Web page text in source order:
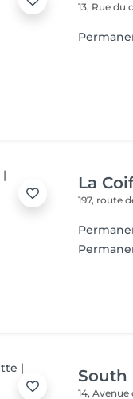
13, Rue du
La
197, route
South
14,